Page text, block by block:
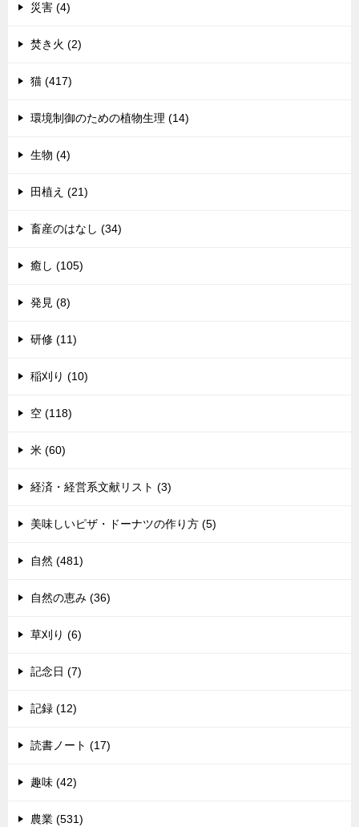
災害 (4)
焚き火 (2)
猫 (417)
環境制御のための植物生理 (14)
生物 (4)
田植え (21)
畜産のはなし (34)
癒し (105)
発見 (8)
研修 (11)
稲刈り (10)
空 (118)
米 (60)
経済・経営系文献リスト (3)
美味しいピザ・ドーナツの作り方 (5)
自然 (481)
自然の恵み (36)
草刈り (6)
記念日 (7)
記録 (12)
読書ノート (17)
趣味 (42)
農業 (531)